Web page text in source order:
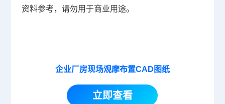
资料参考，请勿用于商业用途。
企业厂房现场观摩布置CAD图纸
立即查看